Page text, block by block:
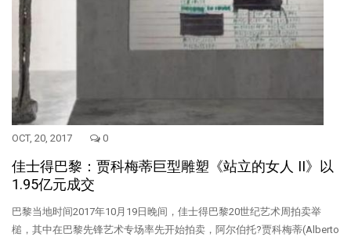
OCT, 20, 2017 0
佳士得巴黎：贾科梅蒂巨型雕塑《站立的女人 II》以
1.95亿元成交
巴黎当地时间2017年10月19日晚间，佳士得巴黎20世纪艺术周拍卖举
槌，其中在巴黎先锋艺术专场率先开始拍卖，阿尔伯托?贾科梅蒂(Alberto